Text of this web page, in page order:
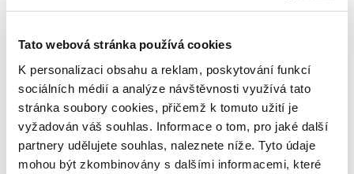
Tato webová stránka používá cookies
K personalizaci obsahu a reklam, poskytování funkcí
sociálních médií a analýze návštěvnosti využívá tato
stránka soubory cookies, přičemž k tomuto užití je
vyžadován váš souhlas. Informace o tom, pro jaké další
partnery udělujete souhlas, naleznete níže. Tyto údaje
mohou být zkombinovány s dalšími informacemi, které
Litmus
Gmail Sponsored Promotions
NPS
Optimizely